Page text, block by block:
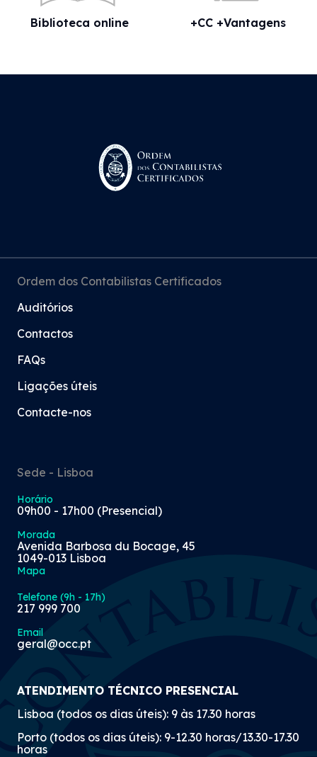
Biblioteca online +CC +Vantagens
Ordem dos Contabilistas Certificados
Auditórios
Contactos
FAQs
Ligações úteis
Contacte-nos
Sede - Lisboa
Horário
09h00 - 17h00 (Presencial)
Morada
Avenida Barbosa du Bocage, 45
1049-013 Lisboa
Mapa
Telefone (9h - 17h)
217 999 700
Email
geral@occ.pt
ATENDIMENTO TÉCNICO PRESENCIAL
Lisboa (todos os dias úteis): 9 às 17.30 horas
Porto (todos os dias úteis): 9-12.30 horas/13.30-17.30
horas